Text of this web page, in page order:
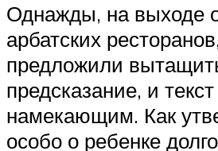
Однажды, на выходе
арбатских
предложили
предсказание, и
намекающим. Как
особо о ребенке